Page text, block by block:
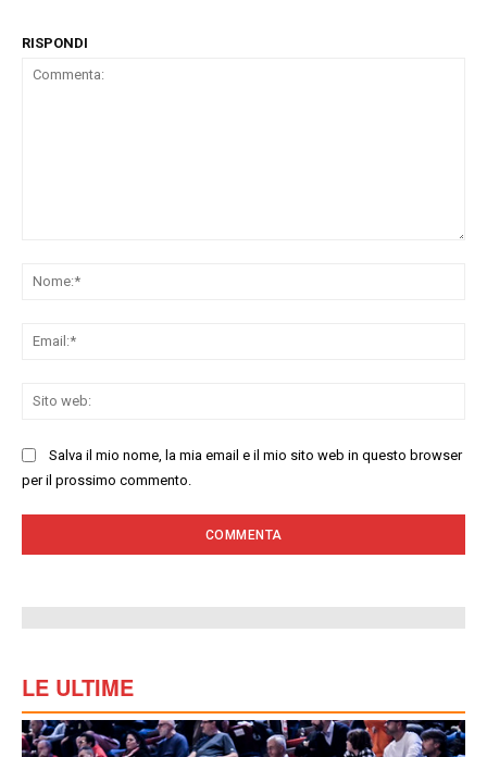
RISPONDI
Salva il mio nome, la mia email e il mio sito web in questo browser
per il prossimo commento.
LE ULTIME